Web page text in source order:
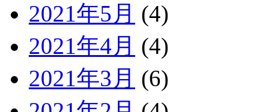
2021年5月 (4)
2021年4月 (4)
2021年3月 (6)